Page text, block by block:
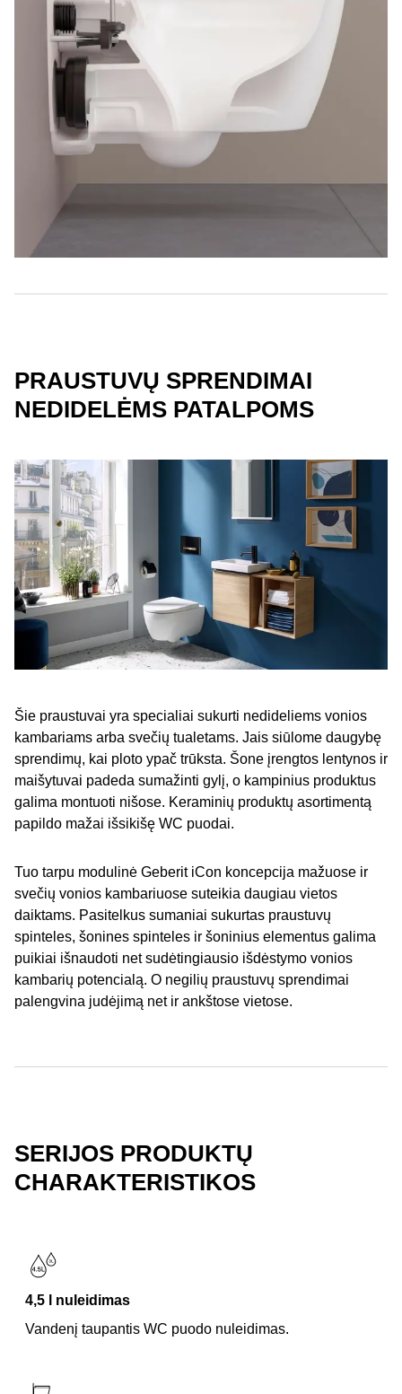
PRAUSTUVŲ SPRENDIMAI
NEDIDELĖMS PATALPOMS
Šie praustuvai yra specialiai sukurti nedideliems vonios
kambariams arba svečių tualetams. Jais siūlome daugybę
sprendimų, kai ploto ypač trūksta. Šone įrengtos lentynos ir
maišytuvai padeda sumažinti gylį, o kampinius produktus
galima montuoti nišose. Keraminių produktų asortimentą
papildo mažai išsikišę WC puodai.
Tuo tarpu modulinė Geberit iCon koncepcija mažuose ir
svečių vonios kambariuose suteikia daugiau vietos
daiktams. Pasitelkus sumaniai sukurtas praustuvų
spinteles, šonines spinteles ir šoninius elementus galima
puikiai išnaudoti net sudėtingiausio išdėstymo vonios
kambarių potencialą. O negilių praustuvų sprendimai
palengvina judėjimą net ir ankštose vietose.
SERIJOS PRODUKTŲ
CHARAKTERISTIKOS
4,5 l nuleidimas
Vandenį taupantis WC puodo nuleidimas.